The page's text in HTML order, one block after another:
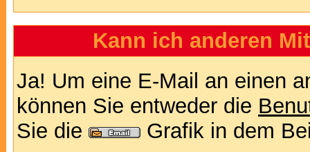
Kann ich anderen
Ja! Um eine E-Mail an einen
können Sie entweder die
Sie die
Grafik in dem